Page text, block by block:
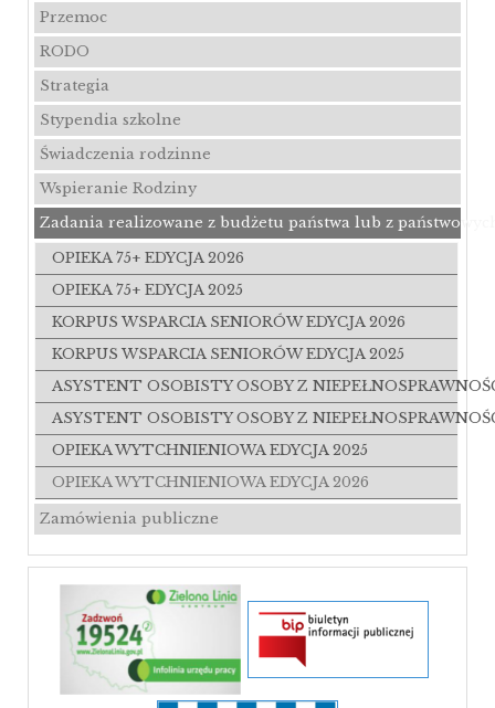
Przemoc
RODO
Strategia
Stypendia szkolne
Świadczenia rodzinne
Wspieranie Rodziny
Zadania realizowane z budżetu państwa lub z
OPIEKA 75+ EDYCJA 2026
OPIEKA 75+ EDYCJA 2025
KORPUS WSPARCIA SENIORÓW EDYCJA 2026
KORPUS WSPARCIA SENIORÓW EDYCJA 2025
ASYSTENT OSOBISTY OSOBY Z
ASYSTENT OSOBISTY OSOBY Z
OPIEKA WYTCHNIENIOWA EDYCJA 2025
OPIEKA WYTCHNIENIOWA EDYCJA 2026
Zamówienia publiczne